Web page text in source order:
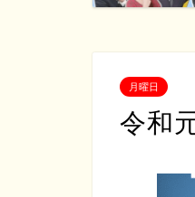
月曜日
令和